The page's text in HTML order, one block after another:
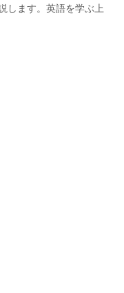
します。英語を学ぶ上